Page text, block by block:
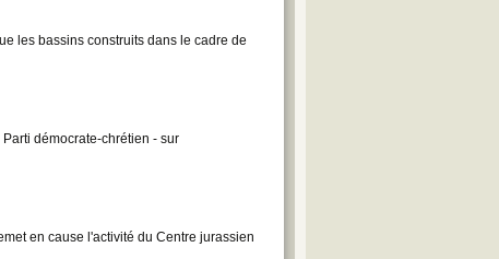
les bassins construits dans le cadre de
démocrate-chrétien - sur
en cause l'activité du Centre jurassien